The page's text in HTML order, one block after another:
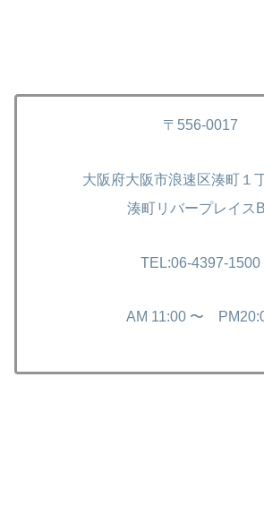
〒556-0017
大阪府大阪市浪速区湊町１
湊町リバープレイス
TEL:06-4397-1500
AM 11:00 〜